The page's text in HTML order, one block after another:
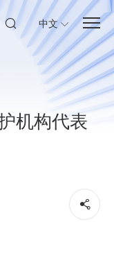
中文
机构代表